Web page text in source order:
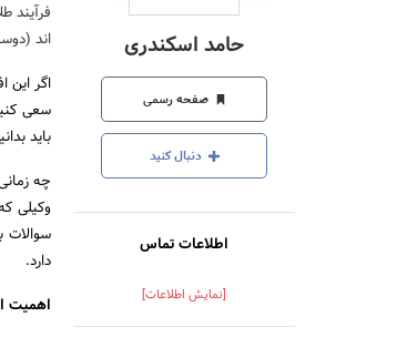
شرکت‌ها،
سازمان‌ها
و
روابط
عمومی‌ها
حامد اسکندری
صفحه رسمی
دنبال کنید
اطلاعات تماس
[نمایش اطلاعات]
فرآیند
اند
اگر این
سعی
باید
چه
وکیلی
سوالات
دارد.
اهمیت